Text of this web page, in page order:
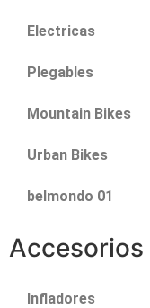
Electricas
Plegables
Mountain Bikes
Urban Bikes
belmondo 01
Accesorios
Infladores